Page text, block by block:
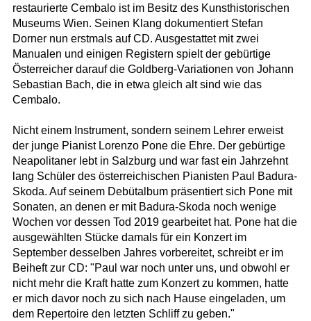
restaurierte Cembalo ist im Besitz des Kunsthistorischen
Museums Wien. Seinen Klang dokumentiert Stefan
Dorner nun erstmals auf CD. Ausgestattet mit zwei
Manualen und einigen Registern spielt der gebürtige
Österreicher darauf die Goldberg-Variationen von Johann
Sebastian Bach, die in etwa gleich alt sind wie das
Cembalo.
Nicht einem Instrument, sondern seinem Lehrer erweist
der junge Pianist Lorenzo Pone die Ehre. Der gebürtige
Neapolitaner lebt in Salzburg und war fast ein Jahrzehnt
lang Schüler des österreichischen Pianisten Paul Badura-
Skoda. Auf seinem Debütalbum präsentiert sich Pone mit
Sonaten, an denen er mit Badura-Skoda noch wenige
Wochen vor dessen Tod 2019 gearbeitet hat. Pone hat die
ausgewählten Stücke damals für ein Konzert im
September desselben Jahres vorbereitet, schreibt er im
Beiheft zur CD: "Paul war noch unter uns, und obwohl er
nicht mehr die Kraft hatte zum Konzert zu kommen, hatte
er mich davor noch zu sich nach Hause eingeladen, um
dem Repertoire den letzten Schliff zu geben."